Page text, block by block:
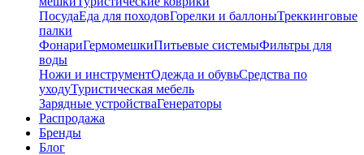
ПосудаЕда для походовГорелки и баллоныТреккинговые
палки
ФонариГермомешкиПитьевые системыФильтры для
воды
Ножи и инструментОдежда и обувьСредства по
уходуТуристическая мебель
Зарядные устройстваГенераторы
Распродажа
Бренды
Блог